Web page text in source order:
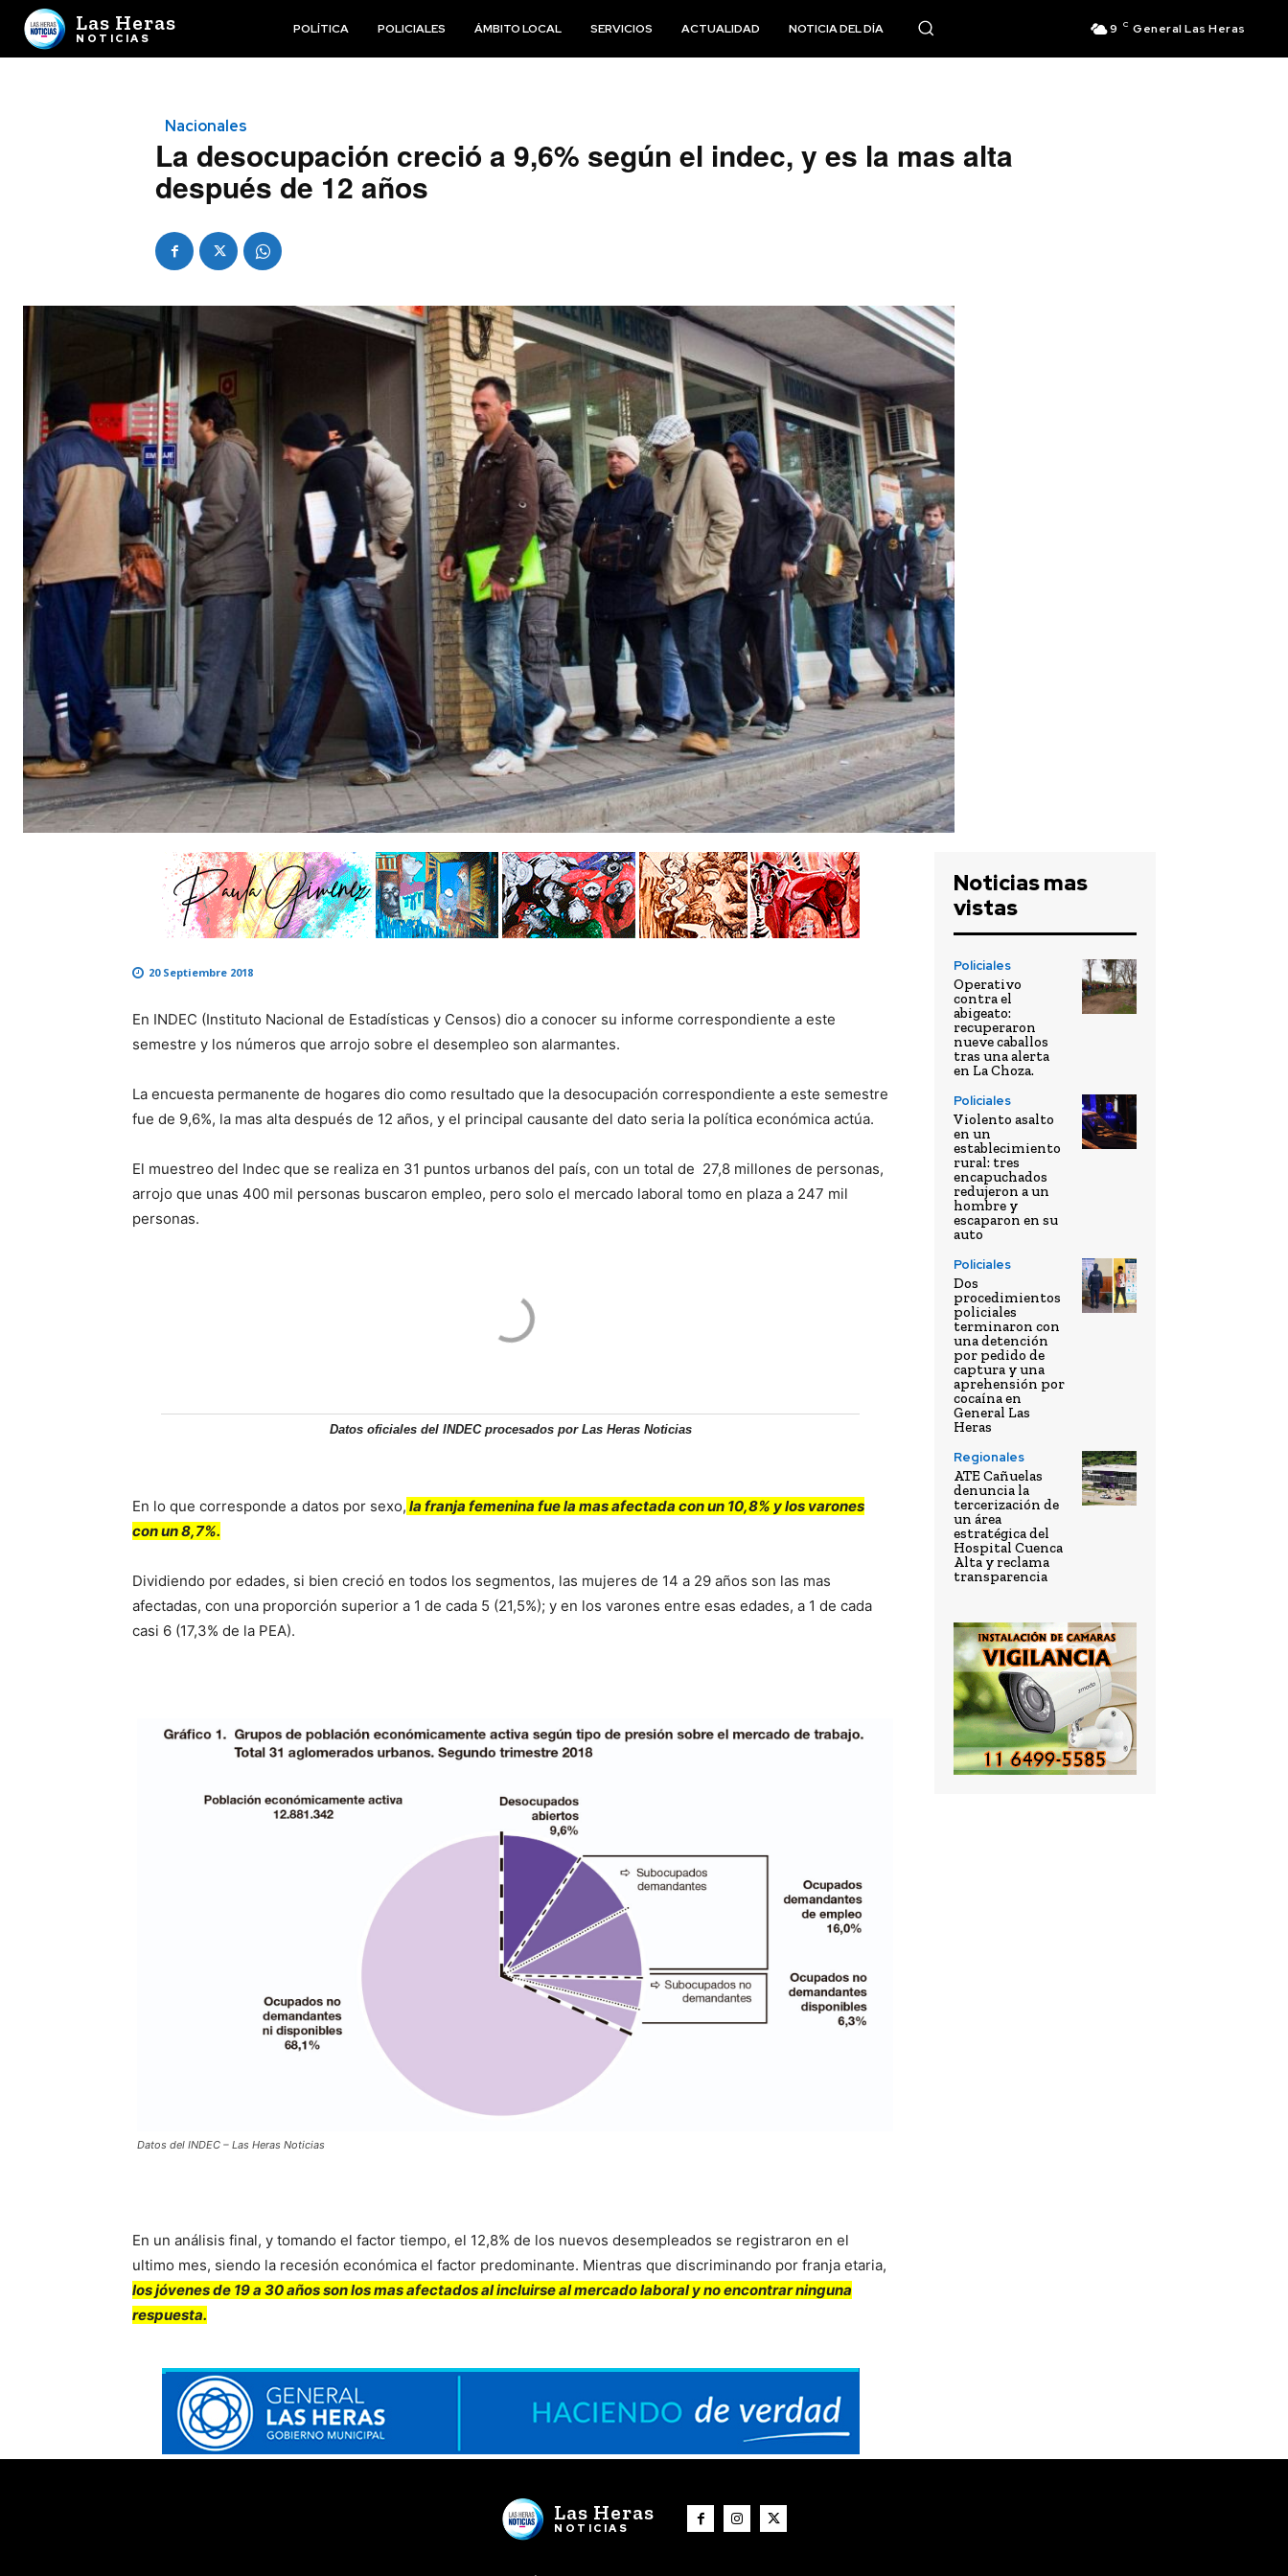
Las Heras
NOTICIAS
POLÍTICA POLICIALES ÁMBITO LOCAL SERVICIOS ACTUALIDAD NOTICIA DEL DÍA 9 C General Las Heras
Nacionales
La desocupación creció a 9,6% según el indec, y es la mas alta
después de 12 años
20 Septiembre 2018
En INDEC (Instituto Nacional de Estadísticas y Censos) dio a conocer su informe correspondiente a este
semestre y los números que arrojo sobre el desempleo son alarmantes.
La encuesta permanente de hogares dio como resultado que la desocupación correspondiente a este semestre
fue de 9,6%, la mas alta después de 12 años, y el principal causante del dato seria la política económica actúa.
El muestreo del Indec que se realiza en 31 puntos urbanos del país, con un total de 27,8 millones de personas,
arrojo que unas 400 mil personas buscaron empleo, pero solo el mercado laboral tomo en plaza a 247 mil
personas.
Datos oficiales del INDEC procesados por Las Heras Noticias
En lo que corresponde a datos por sexo, la franja femenina fue la mas afectada con un 10,8% y los varones
con un 8,7%.
Dividiendo por edades, si bien creció en todos los segmentos, las mujeres de 14 a 29 años son las mas
afectadas, con una proporción superior a 1 de cada 5 (21,5%); y en los varones entre esas edades, a 1 de cada
casi 6 (17,3% de la PEA).
Datos del INDEC – Las Heras Noticias
En un análisis final, y tomando el factor tiempo, el 12,8% de los nuevos desempleados se registraron en el
ultimo mes, siendo la recesión económica el factor predominante. Mientras que discriminando por franja etaria,
los jóvenes de 19 a 30 años son los mas afectados al incluirse al mercado laboral y no encontrar ninguna
respuesta.
Noticias mas
vistas
Policiales
Operativo
contra el
abigeato:
recuperaron
nueve caballos
tras una alerta
en La Choza.
Policiales
Violento asalto
en un
establecimiento
rural: tres
encapuchados
redujeron a un
hombre y
escaparon en su
auto
Policiales
Dos
procedimientos
policiales
terminaron con
una detención
por pedido de
captura y una
aprehensión por
cocaína en
General Las
Heras
Regionales
ATE Cañuelas
denuncia la
tercerización de
un área
estratégica del
Hospital Cuenca
Alta y reclama
transparencia
Las Heras
NOTICIAS